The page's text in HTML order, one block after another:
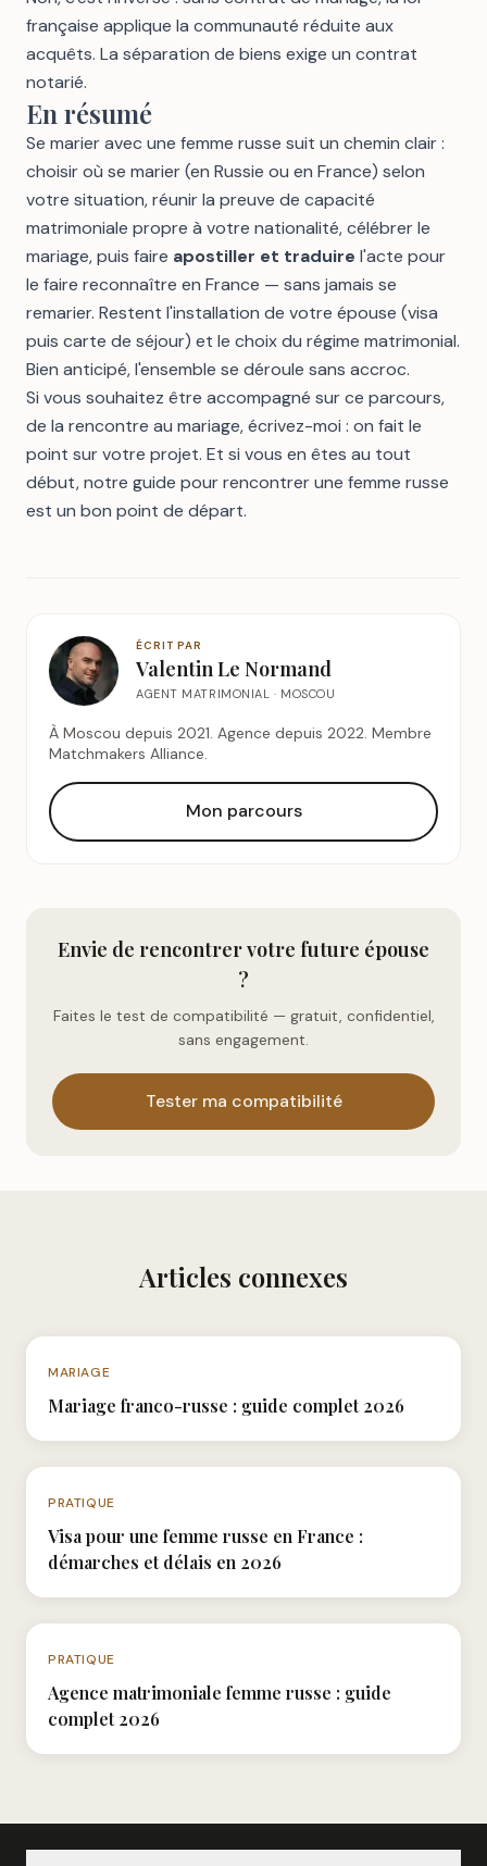
française applique la communauté réduite aux
acquêts. La séparation de biens exige un contrat
notarié.
En résumé
Se marier avec une femme russe suit un chemin clair :
choisir où se marier (en Russie ou en France) selon
votre situation, réunir la preuve de capacité
matrimoniale propre à votre nationalité, célébrer le
mariage, puis faire apostiller et traduire l'acte pour
le faire reconnaître en France — sans jamais se
remarier. Restent l'installation de votre épouse (visa
puis carte de séjour) et le choix du régime matrimonial.
Bien anticipé, l'ensemble se déroule sans accroc.
Si vous souhaitez être accompagné sur ce parcours,
de la rencontre au mariage,écrivez-moi : on fait le
point sur votre projet. Et si vous en êtes au tout
début, notre guide pour rencontrer une femme russe
est un bon point de départ.
ÉCRIT PAR
Valentin Le Normand
AGENT MATRIMONIAL · MOSCOU
À Moscou depuis 2021. Agence depuis 2022. Membre
Matchmakers Alliance.
Mon parcours
Envie de rencontrer votre future épouse
?
Faites le test de compatibilité — gratuit, confidentiel,
sans engagement.
Tester ma compatibilité
Articles connexes
MARIAGE
Mariage franco-russe : guide complet 2026
PRATIQUE
Visa pour une femme russe en France :
démarches et délais en 2026
PRATIQUE
Agence matrimoniale femme russe : guide
complet 2026